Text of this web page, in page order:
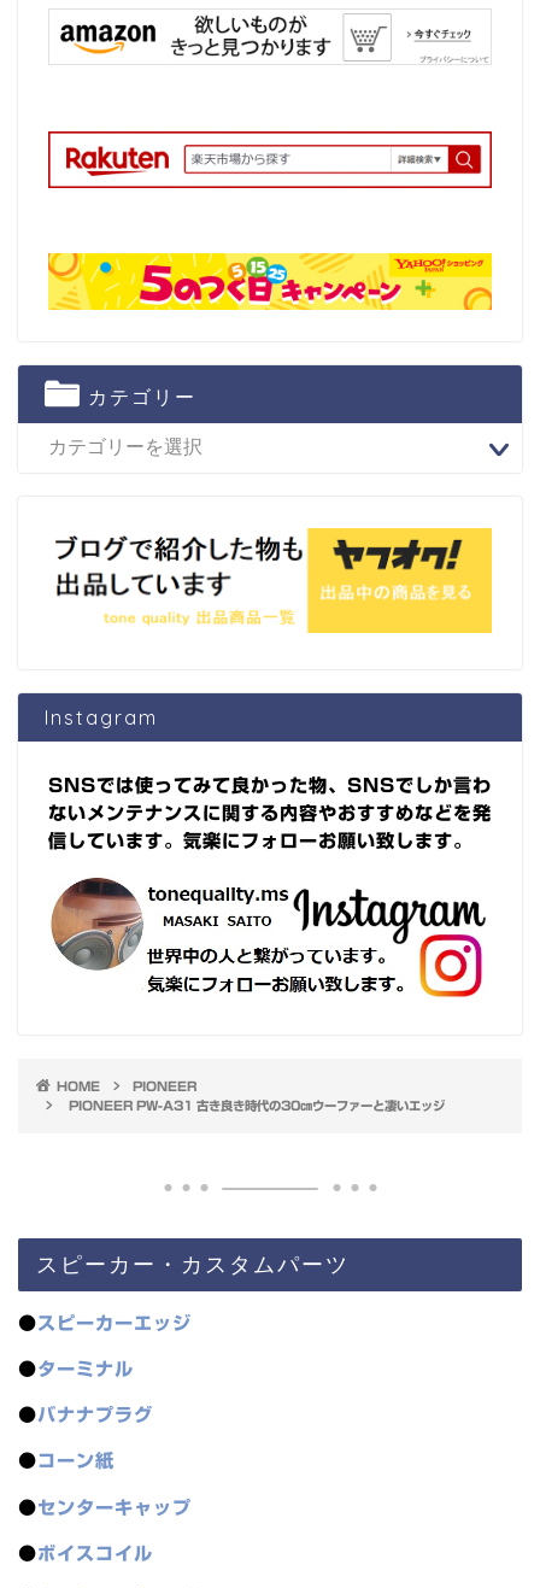
カテゴリー
Instagram
SNSでは使ってみて良かった物、SNSでしか言わ
ないメンテナンスに関する内容やおすすめなどを発
信しています。気楽にフォローお願い致します。
HOME
PIONEER
PIONEER PW-A31 古き良き時代の30㎝ウーファーと凄いエッジ
スピーカー・カスタムパーツ
●スピーカーエッジ
●ターミナル
●バナナプラグ
●コーン紙
●センターキャップ
●ボイスコイル